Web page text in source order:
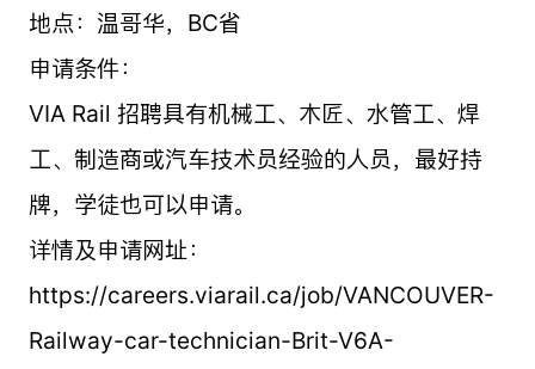
地点：温哥华，BC省
申请条件：
VIA Rail 招聘具有机械工、木匠、水管工、焊
工、制造商或汽车技术员经验的人员，最好持
牌，学徒也可以申请。
详情及申请网址：
https://careers.viarail.ca/job/VANCOUVER-
Railway-car-technician-Brit-V6A-